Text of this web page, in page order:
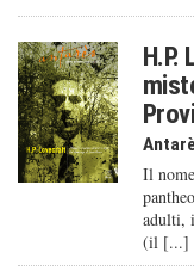
Il
adulti,
(il [...]